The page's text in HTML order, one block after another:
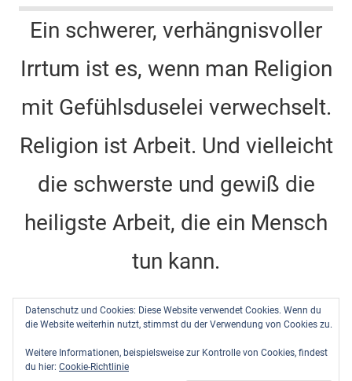
c
e
b
o
o
k
a
gr
a
m
er
e
st
k
e
dI
n
tt
er
u
T
u
b
e
C
h
a
n
el
Ein schwerer, verhängnisvoller
Irrtum ist es, wenn man Religion
mit Gefühlsduselei verwechselt.
Religion ist Arbeit. Und vielleicht
die schwerste und gewiß die
heiligste Arbeit, die ein Mensch
tun kann.
Dietrich Bonhoeffer -Barcelona, Berlin, Amerika
1928-1931, DBW Band 10, Seite 484
Datenschutz und Cookies: Diese Website verwendet Cookies. Wenn du
die Website weiterhin nutzt, stimmst du der Verwendung von Cookies zu.
Weitere Informationen, beispielsweise zur Kontrolle von Cookies, findest
du hier: Cookie-Richtlinie